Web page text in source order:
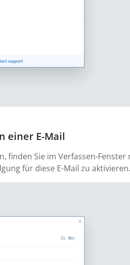
einer E-Mail
finden Sie im Verfassen-Fenster
für diese E-Mail zu aktivieren.